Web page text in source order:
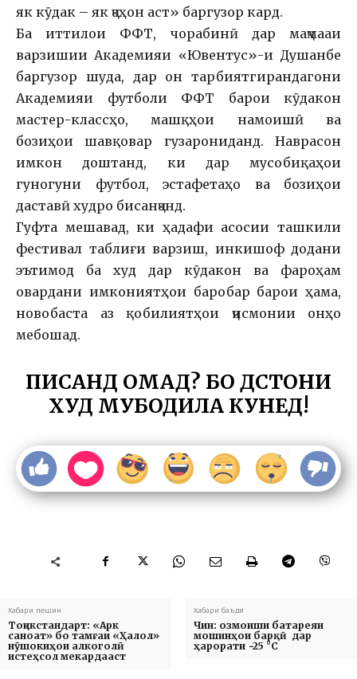
як кӯдак – як ҷаҳон аст» баргузор кард.
Ба иттилои ФФТ, чорабинӣ дар маҷмааи
варзишии Академияи «Ювентус»-и Душанбе
баргузор шуда, дар он тарбиятгирандагони
Академияи футболи ФФТ барои кӯдакон
мастер-классҳо, машқҳои намоишӣ ва
бозиҳои шавқовар гузарониданд. Наврасон
имкон доштанд, ки дар мусобиқаҳои
гуногуни футбол, эстафетаҳо ва бозиҳои
даставӣ худро бисанҷанд.
Гуфта мешавад, ки ҳадафи асосии ташкили
фестивал таблиғи варзиш, инкишоф додани
эътимод ба худ дар кӯдакон ва фароҳам
овардани имкониятҳои баробар барои ҳама,
новобаста аз қобилиятҳои ҷисмонии онҳо
мебошад.
ПИСАНД ОМАД? БО ДӮСТОНИ
ХУД МУБОДИЛА КУНЕД!
Хабари пешин
Тоҷикстандарт: «Арк
саноат» бо тамғаи «Ҳалол»
нӯшокиҳои алкоголӣ
истеҳсол мекардааст
Хабари баъди
Чин: озмоиши батареяи
мошинҳои барқӣ дар
ҳарорати −25 °C